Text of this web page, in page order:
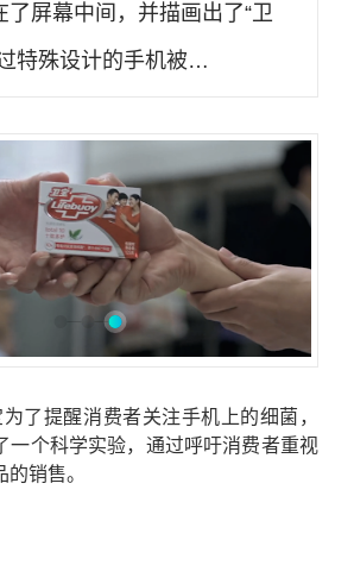
了屏幕中间，并描画出了“卫
特殊设计的手机被…
为了提醒消费者关注手机上的细菌，
一个科学实验，通过呼吁消费者重视
的销售